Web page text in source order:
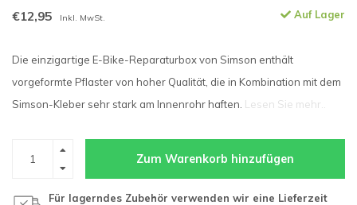
€12,95 Inkl. MwSt. Auf Lager
Die einzigartige E-Bike-Reparaturbox von Simson enthält
vorgeformte Pflaster von hoher Qualität, die in Kombination mit dem
Simson-Kleber sehr stark am Innenrohr haften. Lesen Sie mehr..
Zum Warenkorb hinzufügen
Für lagerndes Zubehör verwenden wir eine Lieferzeit